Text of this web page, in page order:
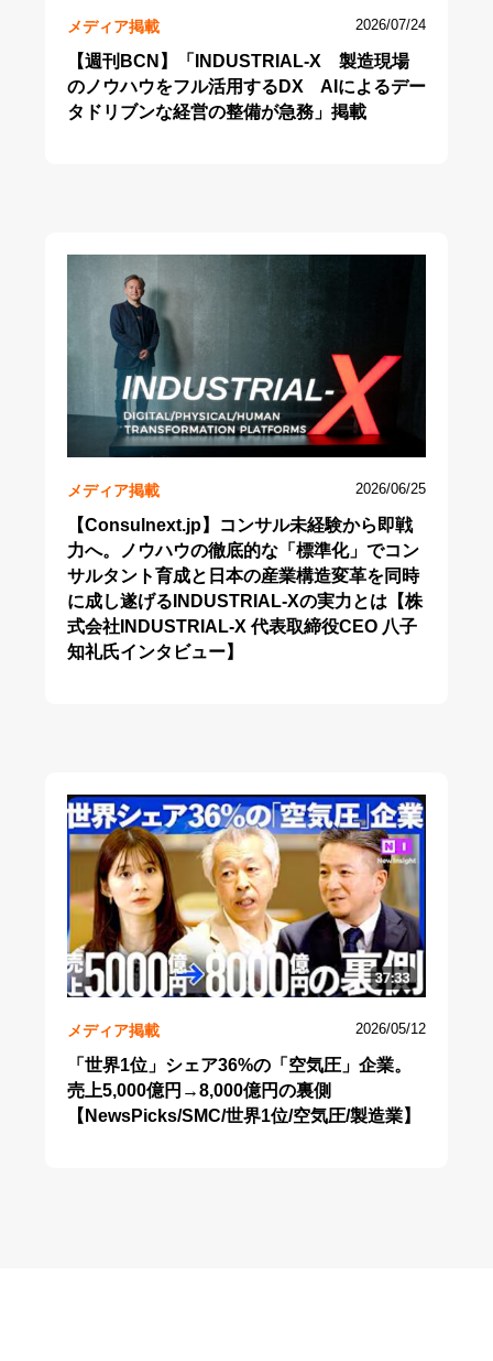
メディア掲載 2026/07/24
【週刊BCN】「INDUSTRIAL-X 製造現場
のノウハウをフル活用するDX AIによるデー
タドリブンな経営の整備が急務」掲載
メディア掲載 2026/06/25
【Consulnext.jp】コンサル未経験から即戦
力へ。ノウハウの徹底的な「標準化」でコン
サルタント育成と日本の産業構造変革を同時
に成し遂げるINDUSTRIAL-Xの実力とは【株
式会社INDUSTRIAL-X 代表取締役CEO 八子
知礼氏インタビュー】
メディア掲載 2026/05/12
「世界1位」シェア36%の「空気圧」企業。
売上5,000億円→8,000億円の裏側
【NewsPicks/SMC/世界1位/空気圧/製造業】